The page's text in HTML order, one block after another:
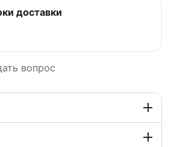
доставки
вопрос